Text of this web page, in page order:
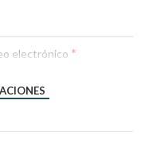
electrónico *